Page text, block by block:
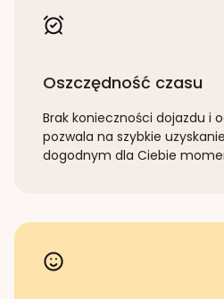
Oszczędność czasu
Brak konieczności dojazdu i
pozwala na szybkie
dogodnym dla Ciebie